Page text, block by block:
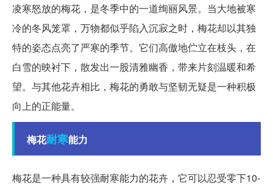
凌寒怒放的梅花，是冬季中的一道绚丽风景。当大地被寒
冷的冬风笼罩，万物都似乎陷入沉寂之时，梅花却以其独
特的姿态点亮了严寒的季节。它们高傲地伫立在枝头，在
白雪的映衬下，散发出一股清雅幽香，带来片刻温暖和希
望。与其他花卉相比，梅花的勇敢与坚韧无疑是一种积极
向上的正能量。
梅花耐寒能力
梅花是一种具有较强耐寒能力的花卉，它可以忍受零下10-